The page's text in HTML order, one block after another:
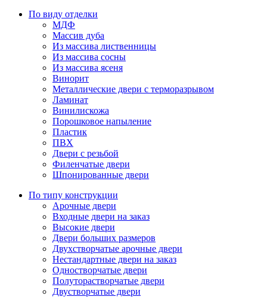
По виду отделки
МДФ
Массив дуба
Из массива лиственницы
Из массива сосны
Из массива ясеня
Винорит
Металлические двери с терморазрывом
Ламинат
Винилискожа
Порошковое напыление
Пластик
ПВХ
Двери с резьбой
Филенчатые двери
Шпонированные двери
По типу конструкции
Арочные двери
Входные двери на заказ
Высокие двери
Двери больших размеров
Двухстворчатые арочные двери
Нестандартные двери на заказ
Одностворчатые двери
Полуторастворчатые двери
Двустворчатые двери